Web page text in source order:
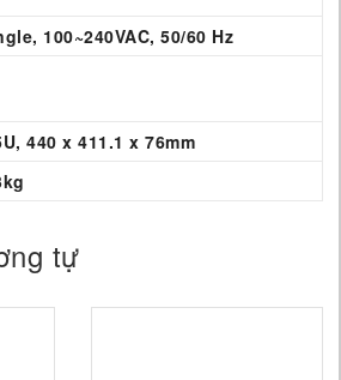
100~240VAC, 50/60 Hz
440 x 411.1 x 76mm
tự